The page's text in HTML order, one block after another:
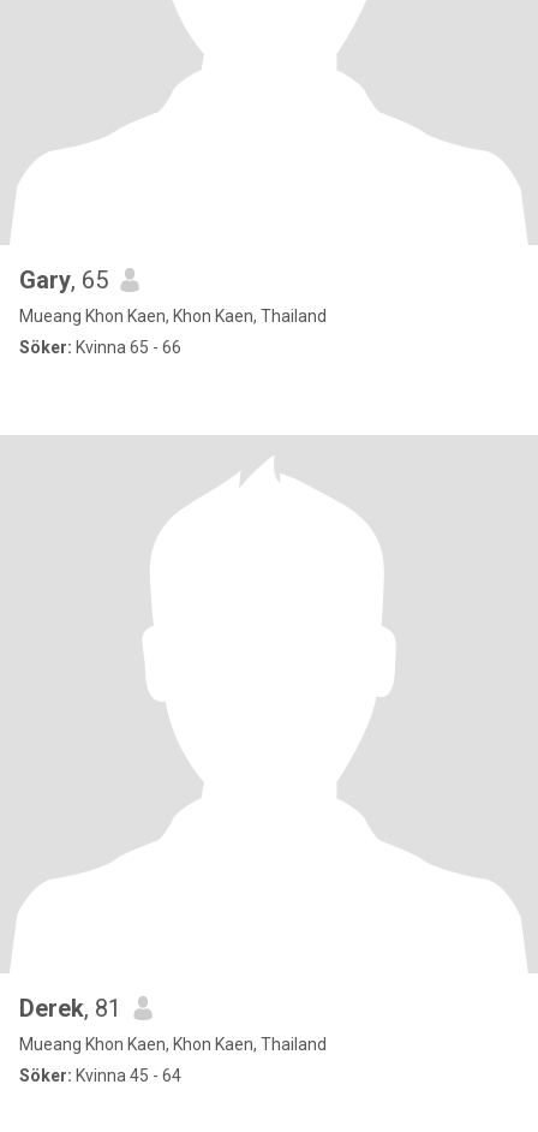
Gary, 65
Mueang Khon Kaen, Khon Kaen, Thailand
Söker: Kvinna 65 - 66
Derek, 81
Mueang Khon Kaen, Khon Kaen, Thailand
Söker: Kvinna 45 - 64